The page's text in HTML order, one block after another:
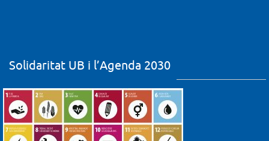
Solidaritat UB i l’Agenda 2030